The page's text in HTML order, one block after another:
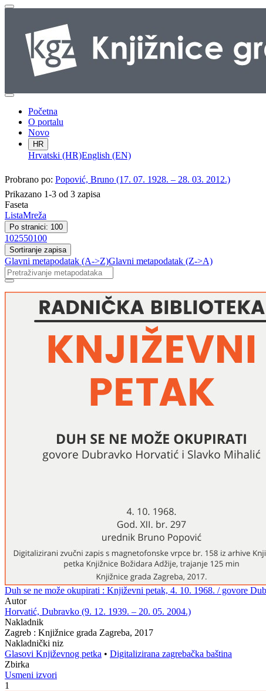
Početna
O portalu
Novo
HR
Hrvatski (HR)English (EN)
Probrano po: Popović, Bruno (17. 07. 1928. – 28. 03. 2012.)
Prikazano 1-3 od 3 zapisa
Faseta
ListaMreža
Po stranici: 100
102550100
Sortiranje zapisa
Glavni metapodatak (A->Z)Glavni metapodatak (Z->A)
Duh se ne može okupirati : Književni petak, 4. 10. 1968. / govore
Autor
Horvatić, Dubravko (9. 12. 1939. – 20. 05. 2004.)
Nakladnik
Zagreb : Knjižnice grada Zagreba, 2017
Nakladnički niz
Glasovi Književnog petka • Digitalizirana zagrebačka baština
Zbirka
Usmeni izvori
1